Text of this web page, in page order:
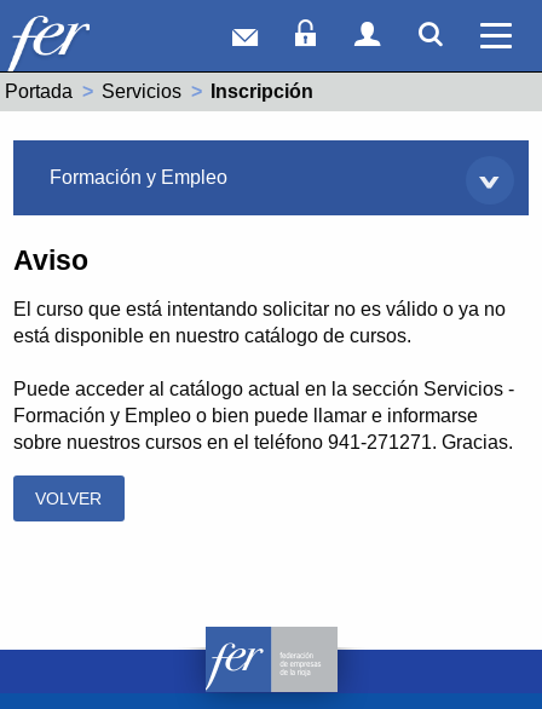
Correo webAcceso Socios
Acceso
Portada Servicios Actual:
Inscripción
Formación y Empleo
Aviso
El curso que está intentando solicitar no es válido o ya no
está disponible en nuestro catálogo de cursos.
Puede acceder al catálogo actual en la sección Servicios -
Formación y Empleo o bien puede llamar e informarse
sobre nuestros cursos en el teléfono 941-271271. Gracias.
VOLVER